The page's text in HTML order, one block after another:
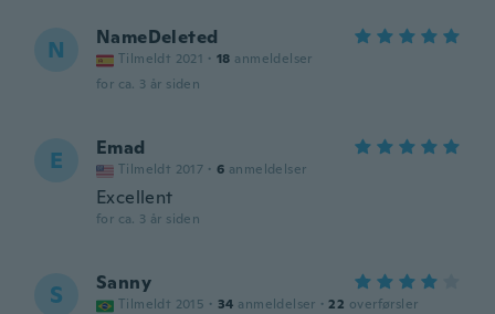
N NameDeleted
Tilmeldt 2021 · 18 anmeldelser
for ca. 3 år siden
E Emad
Tilmeldt 2017 · 6 anmeldelser
Excellent
for ca. 3 år siden
S Sanny
Tilmeldt 2015 · 34 anmeldelser · 22 overførsler